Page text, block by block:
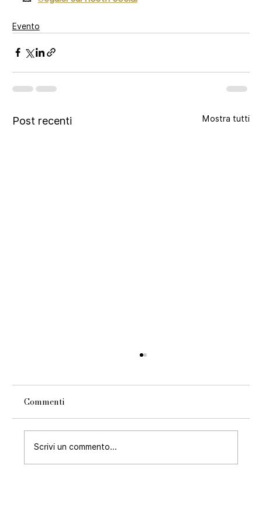
Evento
Post recenti Mostra tutti
Commenti
Scrivi un commento...